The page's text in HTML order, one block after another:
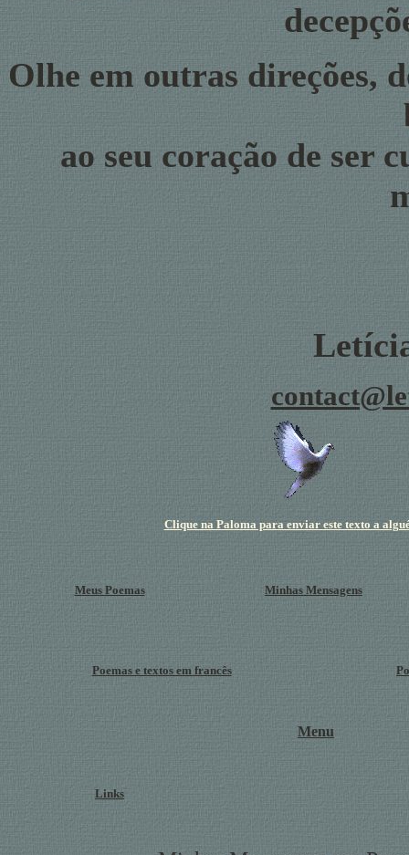
Olhe em outras direções,
ao seu coração de ser
Clique na Paloma para enviar este texto a
Meus Poemas Minhas Mensagens
Poemas e textos em francês
Menu
Links